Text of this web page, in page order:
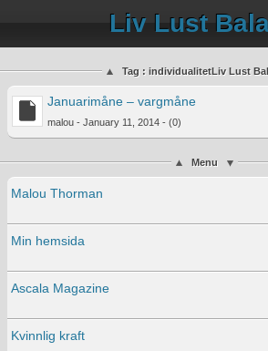
Liv Lust
Tag : individualitetLiv Lust
Januarimåne – vargmåne
malou - January 11, 2014 - (0)
Menu
Malou Thorman
Min hemsida
Ascala Magazine
Kvinnlig kraft